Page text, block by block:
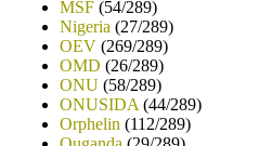
MSF (54/289)
Nigeria (27/289)
OEV (269/289)
OMD (26/289)
ONU (58/289)
ONUSIDA (44/289)
Orphelin (112/289)